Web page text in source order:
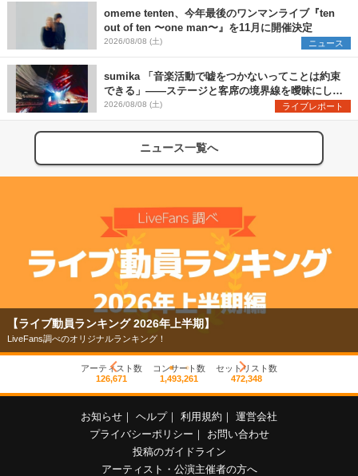
Reiを発表
omeme tenten、今年最後のワンマンライブ『ten
out of ten 〜one man〜』を11月に開催決定
2026/08/08 (土) ニュース
sumika 「音楽活動で嘘をつかないってことは約束
できる」――ステージと客席の境界線を曖昧にし
た、ツアーファイナル武道館公演レポート
2026/08/08 (土) ライブレポート
ニュース一覧へ
【ライブ動員ランキング 2026年上半期】
LiveFans調べのオリジナルランキング！
アーティスト数
126,671
コンサート数
1,493,261
セットリスト数
472,348
お知らせ ｜ ヘルプ｜ 利用規約 ｜ 運営会社
プライバシーポリシー ｜
お問い合わせ
投稿のガイドライン
アーティスト・公演主催者の方へ